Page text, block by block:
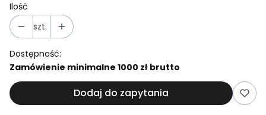
Ilość
szt.
Dostępność:
Zamówienie minimalne 1000 zł brutto
Dodaj do zapytania